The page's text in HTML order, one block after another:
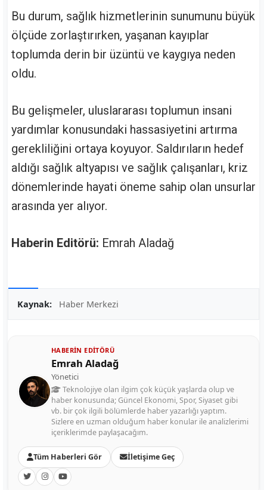
Bu durum, sağlık hizmetlerinin sunumunu büyük
ölçüde zorlaştırırken, yaşanan kayıplar
toplumda derin bir üzüntü ve kaygıya neden
oldu.
Bu gelişmeler, uluslararası toplumun insani
yardımlar konusundaki hassasiyetini artırma
gerekliliğini ortaya koyuyor. Saldırıların hedef
aldığı sağlık altyapısı ve sağlık çalışanları, kriz
dönemlerinde hayati öneme sahip olan unsurlar
arasında yer alıyor.
Haberin Editörü: Emrah Aladağ
Kaynak: Haber Merkezi
HABERIN EDITÖRÜ
Emrah Aladağ
Yönetici
Teknolojiye olan ilgim çok küçük yaşlarda olup ve
haber konusunda; Güncel Ekonomi, Spor, Siyaset gibi
vb. bir çok ilgili bölümlerde haber yazarlığı yaptım.
Sizlere en uzman olduğum haber konular ile analizlerimi
içeriklerimde paylaşacağım.
Tüm Haberleri Gör İletişime Geç